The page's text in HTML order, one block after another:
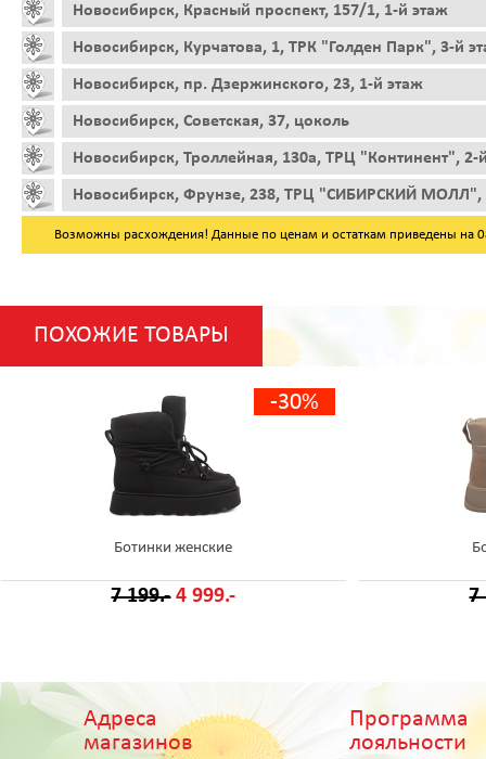
Новосибирск, Красный проспект, 157/1, 1-й этаж
Новосибирск, Курчатова, 1, ТРК "Голден Парк", 3-й
Новосибирск, пр. Дзержинского, 23, 1-й этаж
Новосибирск, Советская, 37, цоколь
Новосибирск, Троллейная, 130а, ТРЦ "Континент", 2-
Новосибирск, Фрунзе, 238, ТРЦ "СИБИРСКИЙ МОЛЛ",
Возможны расхождения! Данные по ценам и остаткам приведены на
ПОХОЖИЕ ТОВАРЫ
-30%
Ботинки женские
7 199.- 4 999.- 7
Адреса
магазинов
Программа
лояльности